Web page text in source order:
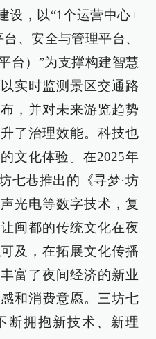
设，以“1个运营中心+
、安全与管理平台、
台）”为支撑构建智慧
实时监测景区交通路
，并对未来游览趋势
了治理效能。科技也
文化体验。在2025年
七巷推出的《寻梦·坊
光电等数字技术，复
闽都的传统文化在夜
及，在拓展文化传播
富了夜间经济的新业
和消费意愿。三坊七
断拥抱新技术、新理